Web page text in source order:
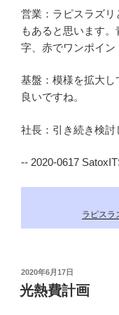
営業：ラピスラズ
もあると思います
字、赤でワンポイン
基盤：模様を拡大
良いですね。
社長：引き続き検討
-- 2020-0617
ラピスラ
投
稿
日:
2020年6月17日
光熱費計画